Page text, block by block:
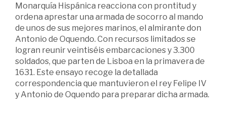
Monarquía Hispánica reacciona con prontitud y
ordena aprestar una armada de socorro al mando
de unos de sus mejores marinos, el almirante don
Antonio de Oquendo. Con recursos limitados se
logran reunir veintiséis embarcaciones y 3.300
soldados, que parten de Lisboa en la primavera de
1631. Este ensayo recoge la detallada
correspondencia que mantuvieron el rey Felipe IV
y Antonio de Oquendo para preparar dicha armada.